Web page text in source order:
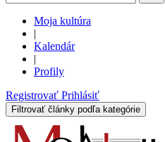
Moja kultúra
|
Kalendár
|
Profily
Registrovať Prihlásiť
Filtrovať články podľa kategórie